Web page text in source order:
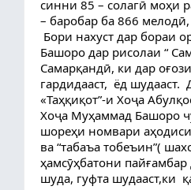
синни 85 – солагӣ моҳи
– баробар ба 866 мелодӣ,
Башоро дар рисолаи “
Самарқандӣ, ки дар
гардидааст,  ёд шудааст.
«Таҳқиқот”-и Хоҷа
Хоҷа Муҳаммад Башоро
шореҳи номвари
ва “табаъа тобеъин”(
ҳамсӯҳбатони
шуда, гуфта шудааст,ки